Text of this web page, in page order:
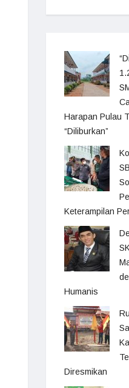
Harapan Pulau
“Diliburkan”
Keterampilan
Humanis
Diresmikan